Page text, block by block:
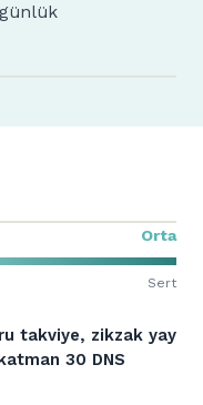
takviye, zikzak yay
30 DNS
Orta
Sert